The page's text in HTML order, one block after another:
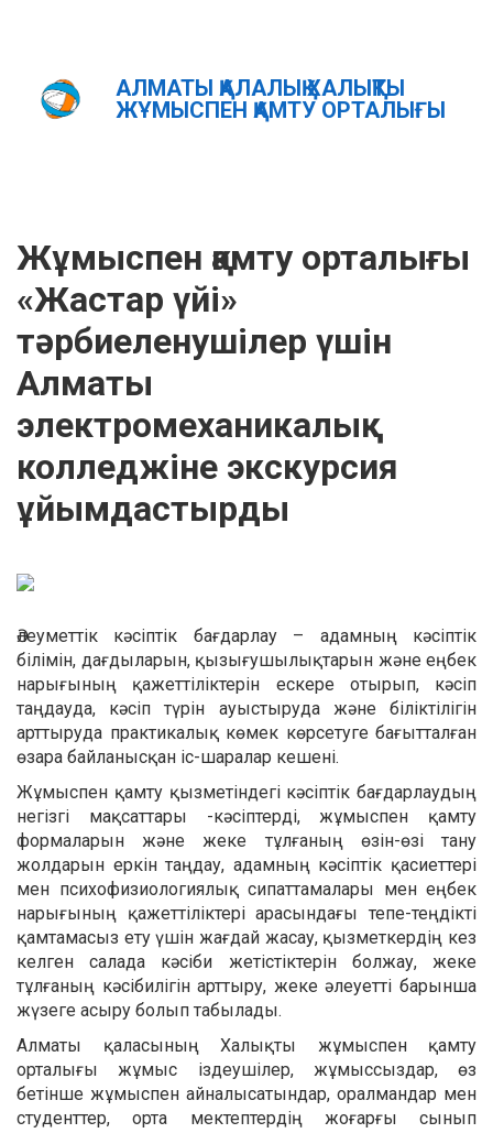
АЛМАТЫ ҚАЛАЛЫҚ ХАЛЫҚТЫ
ЖҰМЫСПЕН ҚАМТУ ОРТАЛЫҒЫ
Главная
Новости
Жұмыспен қамту орталығы «Жастар үйі» тәрбиеленушілер
Жұмыспен қамту орталығы
«Жастар үйі»
тәрбиеленушілер үшін
Алматы
электромеханикалық
колледжіне экскурсия
ұйымдастырды
Әлеуметтік кәсіптік бағдарлау – адамның кәсіптік
білімін, дағдыларын, қызығушылықтарын және еңбек
нарығының қажеттіліктерін ескере отырып, кәсіп
таңдауда, кәсіп түрін ауыстыруда және біліктілігін
арттыруда практикалық көмек көрсетуге бағытталған
өзара байланысқан іс-шаралар кешені.
Жұмыспен қамту қызметіндегі кәсіптік бағдарлаудың
негізгі мақсаттары -кәсіптерді, жұмыспен қамту
формаларын және жеке тұлғаның өзін-өзі тану
жолдарын еркін таңдау, адамның кәсіптік қасиеттері
мен психофизиологиялық сипаттамалары мен еңбек
нарығының қажеттіліктері арасындағы тепе-теңдікті
қамтамасыз ету үшін жағдай жасау, қызметкердің кез
келген салада кәсіби жетістіктерін болжау, жеке
тұлғаның кәсібилігін арттыру, жеке әлеуетті барынша
жүзеге асыру болып табылады.
Алматы қаласының Халықты жұмыспен қамту
орталығы жұмыс іздеушілер, жұмыссыздар, өз
бетінше жұмыспен айналысатындар, оралмандар мен
студенттер, орта мектептердің жоғарғы сынып